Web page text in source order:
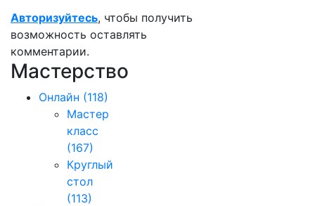
Авторизуйтесь, чтобы получить
возможность оставлять
комментарии.
Мастерство
Онлайн (118)
Мастер
класс
(167)
Круглый
стол
(113)